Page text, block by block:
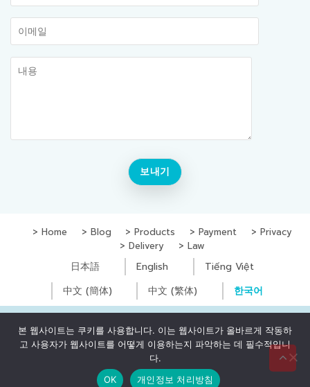
Home Blog Products Payment
Privacy
Delivery
Law
日本語 English
Tiếng Việt
中文 (簡体)
中文 (繁体) 한국어
0₫
본 웹사이트는 쿠키를 사용합니다. 이는 웹사이트가 올바르게 작동하
고 사용자가 웹사이트를 어떻게 이용하는지 파악하는 데 필수적입니
다.
OK
개인정보 처리방침